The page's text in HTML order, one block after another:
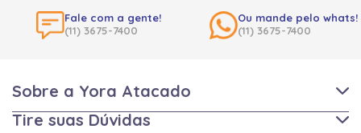
Fale com a gente!
(11) 3675-7400
Ou mande pelo whats!
(11) 3675-7400
Sobre a Yora Atacado
Tire suas Dúvidas